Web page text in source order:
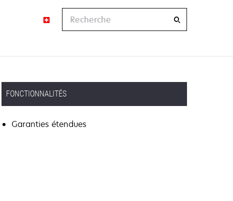
Recherche
FONCTIONNALITÉS
Garanties étendues